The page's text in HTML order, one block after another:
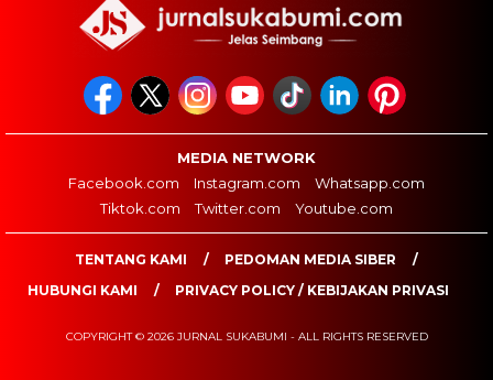
MEDIA NETWORK
Facebook.com
Instagram.com
Whatsapp.com
Tiktok.com
Twitter.com Youtube.com
TENTANG KAMI
PEDOMAN MEDIA SIBER
HUBUNGI KAMI
PRIVACY POLICY / KEBIJAKAN PRIVASI
COPYRIGHT © 2026 JURNAL SUKABUMI - ALL RIGHTS RESERVED